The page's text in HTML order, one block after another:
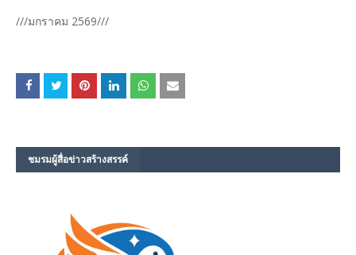
///มกราคม 2569///
ชมรม​ผู้สื่อข่าวสร้างสรรค์​